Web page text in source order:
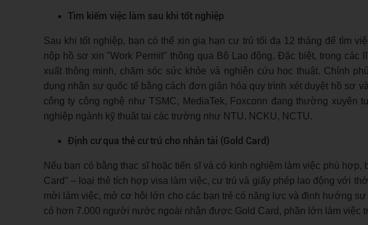
Tìm kiếm việc làm sau khi tốt nghiệp
Sau khi tốt nghiệp, bạn có thể xin gia hạn cư trú tối đa 12 tháng để tìm
nộp hồ sơ xin "Work Permit" thông qua Bộ Lao động. Đặc biệt, trong các
xuất thông minh, chăm sóc sức khỏe và nghiên cứu học thuật. Chính
dụng nhân sự quốc tế bằng cách đơn giản hóa quy trình xét duyệt hồ sơ
công ty công nghệ như TSMC, MediaTek, Foxconn đang thường xuyên
nghiệp ngành kỹ thuật tại các trường như NTU, NCKU, NCTU.
Định cư qua thẻ cư trú cho nhân tài (Gold Card)
Nếu bạn có bằng thạc sĩ hoặc tiến sĩ và có kinh nghiệm làm việc phù
Card" – loại thẻ tích hợp visa làm việc, cư trú và giấy phép lao động với
mời làm việc, mở cơ hội lớn cho các bạn trẻ có năng lực và định hướng
có hơn 7.000 người nước ngoài nhận được Gold Card, phần lớn làm việc